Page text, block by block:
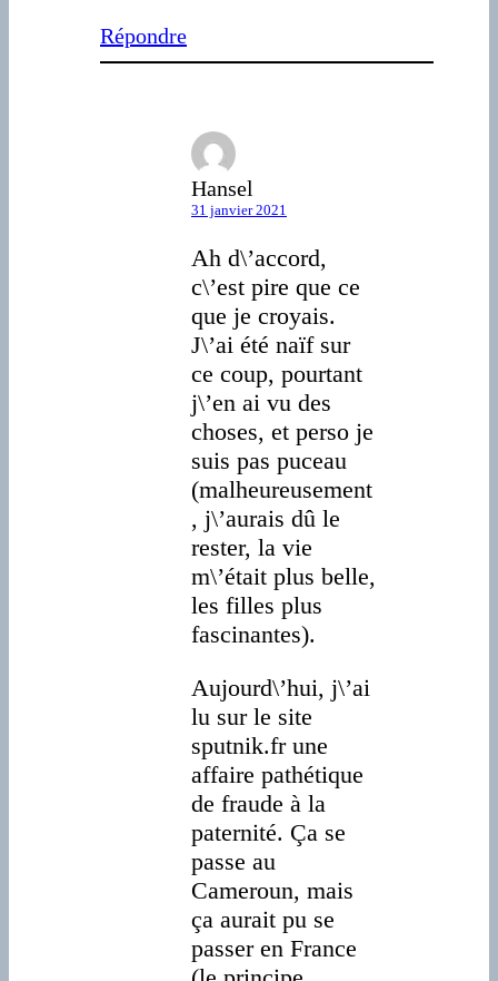
Répondre
Hansel
31 janvier 2021
Ah d\’accord,
c\’est pire que ce
que je croyais.
J\’ai été naïf sur
ce coup, pourtant
j\’en ai vu des
choses, et perso je
suis pas puceau
(malheureusement
, j\’aurais dû le
rester, la vie
m\’était plus belle,
les filles plus
fascinantes).
Aujourd\’hui, j\’ai
lu sur le site
sputnik.fr une
affaire pathétique
de fraude à la
paternité. Ça se
passe au
Cameroun, mais
ça aurait pu se
passer en France